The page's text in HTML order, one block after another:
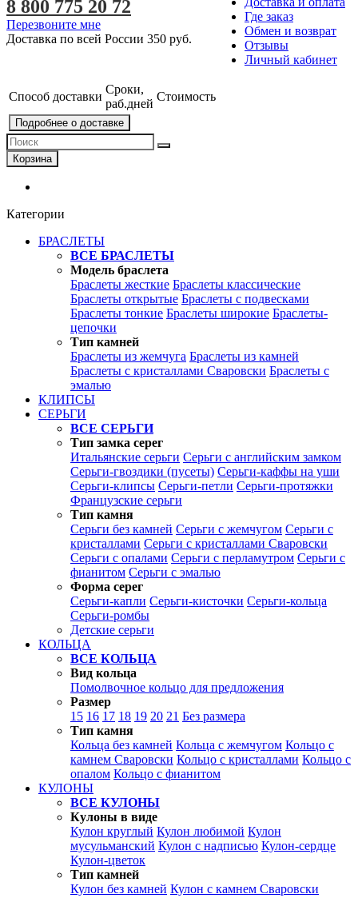
Где заказ
Обмен и возврат
Отзывы
Личный кабинет
8 800 775 20 72
Перезвоните мне
Доставка по всей России 350 руб.
Способ доставки
Сроки,
раб.дней
Стоимость
Подробнее о доставке
Корзина
Категории
БРАСЛЕТЫ
ВСЕ БРАСЛЕТЫ
Модель браслета
Браслеты жесткие Браслеты классические
Браслеты открытые Браслеты с подвесками
Браслеты тонкие Браслеты широкие Браслеты-
цепочки
Тип камней
Браслеты из жемчуга Браслеты из камней
Браслеты с кристаллами Сваровски Браслеты с
эмалью
КЛИПСЫ
СЕРЬГИ
ВСЕ СЕРЬГИ
Тип замка серег
Итальянские серьги Серьги с английским замком
Серьги-гвоздики (пусеты) Серьги-каффы на уши
Серьги-клипсы Серьги-петли Серьги-протяжки
Французские серьги
Тип камня
Серьги без камней Серьги с жемчугом Серьги с
кристаллами Серьги с кристаллами Сваровски
Серьги с опалами Серьги с перламутром Серьги с
фианитом Серьги с эмалью
Форма серег
Серьги-капли Серьги-кисточки Серьги-кольца
Серьги-ромбы
Детские серьги
КОЛЬЦА
ВСЕ КОЛЬЦА
Вид кольца
Помолвочное кольцо для предложения
Размер
15 16 17 18 19 20 21 Без размера
Тип камня
Кольца без камней Кольца с жемчугом Кольцо с
камнем Сваровски Кольцо с кристаллами Кольцо с
опалом Кольцо с фианитом
КУЛОНЫ
ВСЕ КУЛОНЫ
Кулоны в виде
Кулон круглый Кулон любимой Кулон
мусульманский Кулон с надписью Кулон-сердце
Кулон-цветок
Тип камней
Кулон без камней Кулон с камнем Сваровски